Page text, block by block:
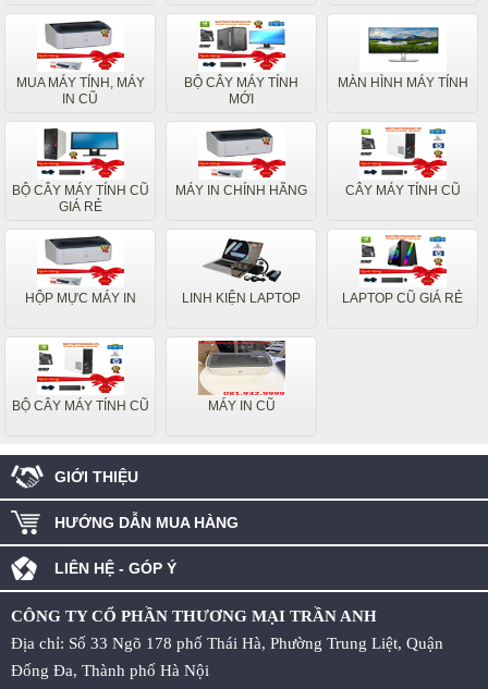
MUA MÁY TÍNH, MÁY
IN CŨ
BỘ CÂY MÁY TÍNH
MỚI
MÀN HÌNH MÁY TÍNH
BỘ CÂY MÁY TÍNH CŨ
GIÁ RẺ
MÁY IN CHÍNH HÃNG CÂY MÁY TÍNH CŨ
HỘP MỰC MÁY IN LINH KIỆN LAPTOP LAPTOP CŨ GIÁ RẺ
BỘ CÂY MÁY TÍNH CŨ MÁY IN CŨ
GIỚI THIỆU
HƯỚNG DẪN MUA HÀNG
LIÊN HỆ - GÓP Ý
CÔNG TY CỔ PHẦN THƯƠNG MẠI TRẦN ANH
Địa chỉ: Số 33 Ngõ 178 phố Thái Hà, Phường Trung Liệt, Quận
Đống Đa, Thành phố Hà Nội